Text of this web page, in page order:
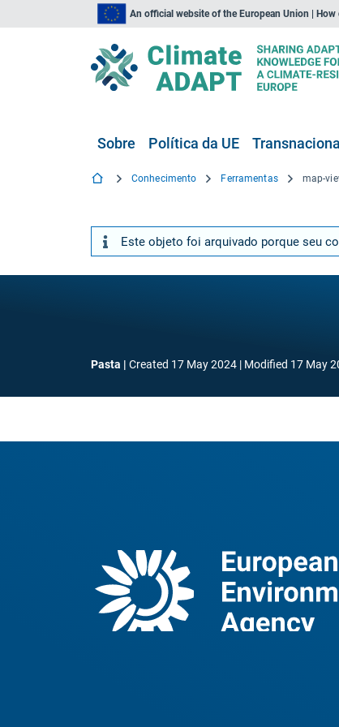
An official website of the European Union |
Sobre Política da UE
Conhecimento Ferramentas map-
Este objeto foi arquivado porque seu
Pasta Created 17 May 2024 Modified 17 May